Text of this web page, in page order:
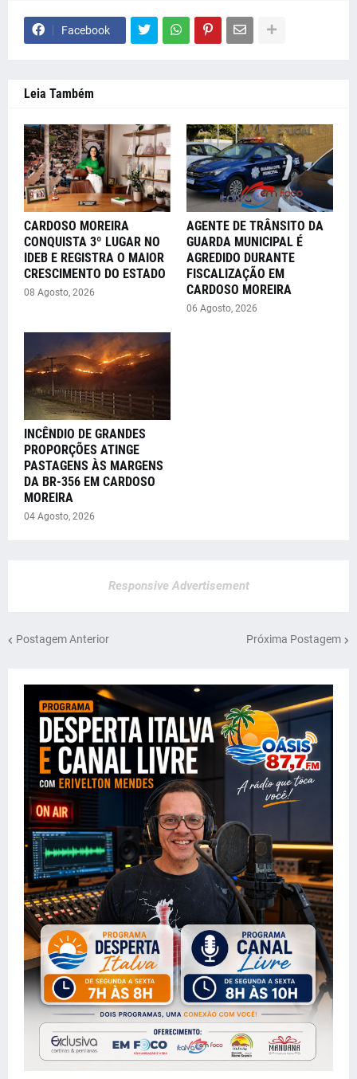
Facebook
Leia Também
CARDOSO MOREIRA
CONQUISTA 3º LUGAR NO
IDEB E REGISTRA O MAIOR
CRESCIMENTO DO ESTADO
08 Agosto, 2026
AGENTE DE TRÂNSITO DA
GUARDA MUNICIPAL É
AGREDIDO DURANTE
FISCALIZAÇÃO EM
CARDOSO MOREIRA
06 Agosto, 2026
INCÊNDIO DE GRANDES
PROPORÇÕES ATINGE
PASTAGENS ÀS MARGENS
DA BR-356 EM CARDOSO
MOREIRA
04 Agosto, 2026
Responsive Advertisement
Postagem Anterior Próxima Postagem